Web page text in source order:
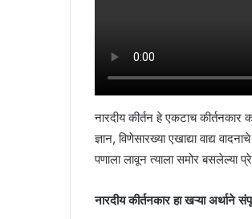
नारदीय कीर्तन हे एकटाच कीर्तनकार
ज्ञान, विणेसारख्या एखाद्या वाद्य
पणाला लावून त्याला समोर बसलेल्या
नारदीय कीर्तनकार हा खऱ्या अर्थाने